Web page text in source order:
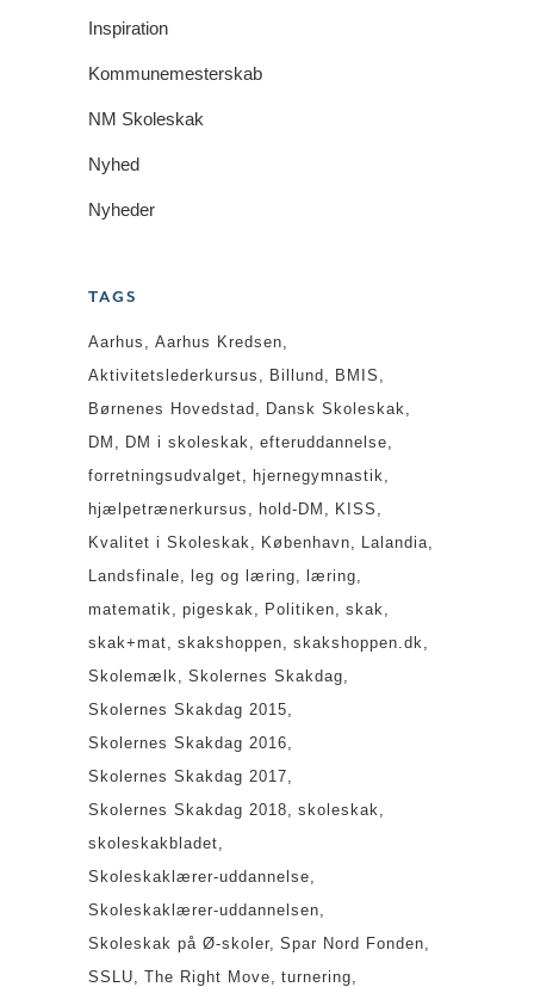
Inspiration
Kommunemesterskab
NM Skoleskak
Nyhed
Nyheder
TAGS
Aarhus
Aarhus Kredsen
Aktivitetslederkursus
Billund
BMIS
Børnenes Hovedstad
Dansk Skoleskak
DM
DM i skoleskak
efteruddannelse
forretningsudvalget
hjernegymnastik
hjælpetrænerkursus
hold-DM
KISS
Kvalitet i Skoleskak
København
Lalandia
Landsfinale
leg og læring
læring
matematik
pigeskak Politiken
skak
skak+mat
skakshoppen
skakshoppen.dk
Skolemælk
Skolernes Skakdag
Skolernes Skakdag 2015
Skolernes Skakdag 2016
Skolernes Skakdag 2017
Skolernes Skakdag 2018
skoleskak
skoleskakbladet
Skoleskaklærer-uddannelse
Skoleskaklærer-uddannelsen
Skoleskak på Ø-skoler Spar Nord Fonden
SSLU
The Right Move
turnering